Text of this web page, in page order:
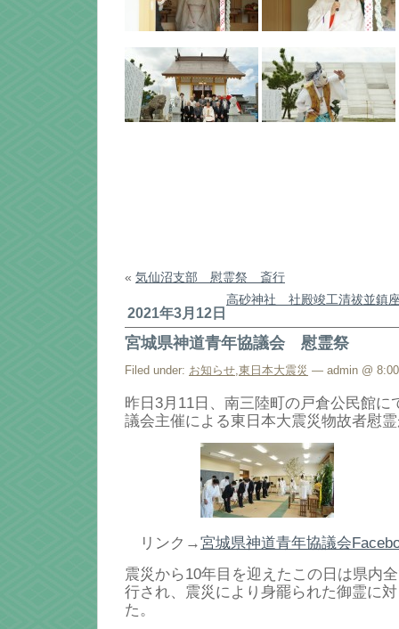
« 気仙沼支部 慰霊祭 斎行
高砂神社 社殿竣工清祓並鎮
2021年3月12日
宮城県神道青年協議会 慰霊祭
Filed under: お知らせ,東日本大震災 — admin @
昨日3月11日、南三陸町の戸倉公民館に
議会主催による東日本大震災物故者慰
リンク→宮城県神道青年協議会
震災から10年目を迎えたこの日は県内
行され、震災により身罷られた御霊に
た。